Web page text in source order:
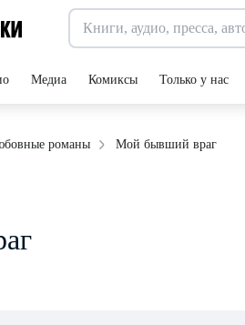
Медиа Комиксы Только у нас
романы Мой бывший враг